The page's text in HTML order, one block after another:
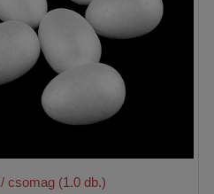
/ csomag (1.0 db.)